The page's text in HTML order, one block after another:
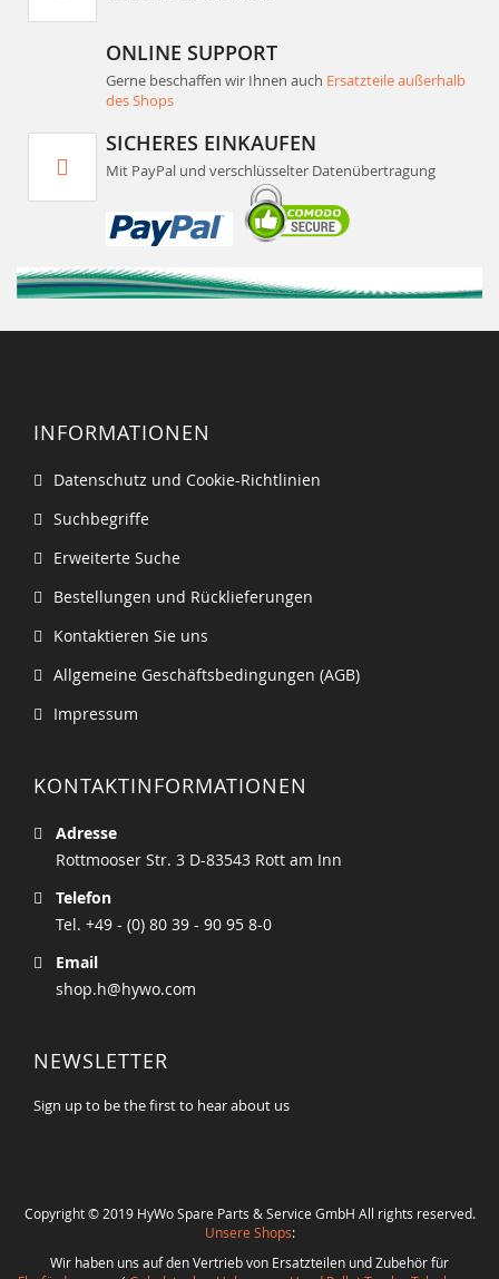
ONLINE SUPPORT
Gerne beschaffen wir Ihnen auch Ersatzteile außerhalb
des Shops
SICHERES EINKAUFEN
Mit PayPal und verschlüsselter Datenübertragung
INFORMATIONEN
Datenschutz und Cookie-Richtlinien
Suchbegriffe
Erweiterte Suche
Bestellungen und Rücklieferungen
Kontaktieren Sie uns
Allgemeine Geschäftsbedingungen (AGB)
Impressum
KONTAKTINFORMATIONEN
Adresse
Rottmooser Str. 3 D-83543 Rott am Inn
Telefon
Tel. +49 - (0) 80 39 - 90 95 8-0
Email
shop.h@hywo.com
NEWSLETTER
Sign up to be the first to hear about us
Copyright © 2019 HyWo Spare Parts & Service GmbH All rights reserved.
Unsere Shops:
Wir haben uns auf den Vertrieb von Ersatzteilen und Zubehör für